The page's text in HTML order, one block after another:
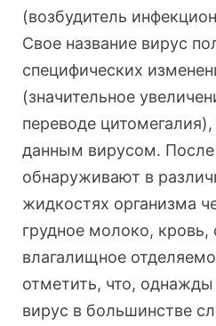
(возбудитель
Свое название вирус
специфических
(значительное
переводе
данным вирусом.
обнаруживают в
жидкостях организма
грудное молоко, кровь,
влагалищное
отметить, что, однажды
вирус в большинстве